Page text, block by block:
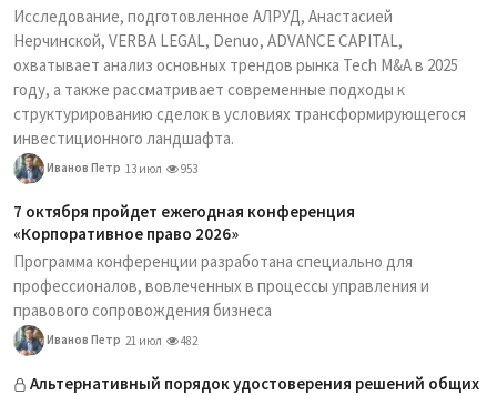
Исследование, подготовленное АЛРУД, Анастасией
Нерчинской, VERBA LEGAL, Denuo, ADVANCE CAPITAL,
охватывает анализ основных трендов рынка Tech M&A в 2025
году, а также рассматривает современные подходы к
структурированию сделок в условиях трансформирующегося
инвестиционного ландшафта.
Иванов Петр 13 июл 953
7 октября пройдет ежегодная конференция
«Корпоративное право 2026»
Программа конференции разработана специально для
профессионалов, вовлеченных в процессы управления и
правового сопровождения бизнеса
Иванов Петр 21 июл 482
Альтернативный порядок удостоверения решений общих